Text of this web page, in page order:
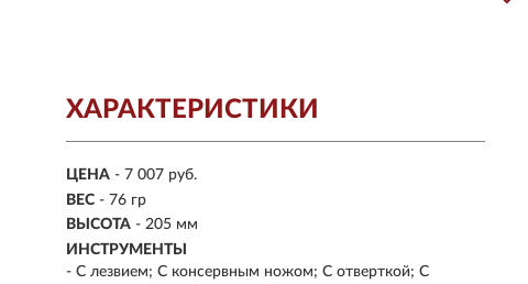
ХАРАКТЕРИСТИКИ
ЦЕНА - 7 007 руб.
ВЕС - 76 гр
ВЫСОТА - 205 мм
ИНСТРУМЕНТЫ
- С лезвием; С консервным ножом; С отверткой; С